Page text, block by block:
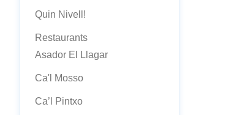
Quin Nivell!
Restaurants
Asador El Llagar
Ca'l Mosso
Ca’l Pintxo